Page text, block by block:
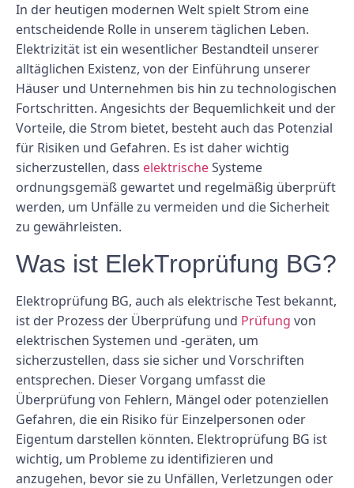
In der heutigen modernen Welt spielt Strom eine
entscheidende Rolle in unserem täglichen Leben.
Elektrizität ist ein wesentlicher Bestandteil unserer
alltäglichen Existenz, von der Einführung unserer
Häuser und Unternehmen bis hin zu technologischen
Fortschritten. Angesichts der Bequemlichkeit und der
Vorteile, die Strom bietet, besteht auch das Potenzial
für Risiken und Gefahren. Es ist daher wichtig
sicherzustellen, dass elektrischeSysteme
ordnungsgemäß gewartet und regelmäßig überprüft
werden, um Unfälle zu vermeiden und die Sicherheit
zu gewährleisten.
Was ist ElekTroprüfung BG?
Elektroprüfung BG, auch als elektrische Test bekannt,
ist der Prozess der Überprüfung und Prüfung von
elektrischen Systemen und -geräten, um
sicherzustellen, dass sie sicher und Vorschriften
entsprechen. Dieser Vorgang umfasst die
Überprüfung von Fehlern, Mängel oder potenziellen
Gefahren, die ein Risiko für Einzelpersonen oder
Eigentum darstellen könnten. Elektroprüfung BG ist
wichtig, um Probleme zu identifizieren und
anzugehen, bevor sie zu Unfällen, Verletzungen oder